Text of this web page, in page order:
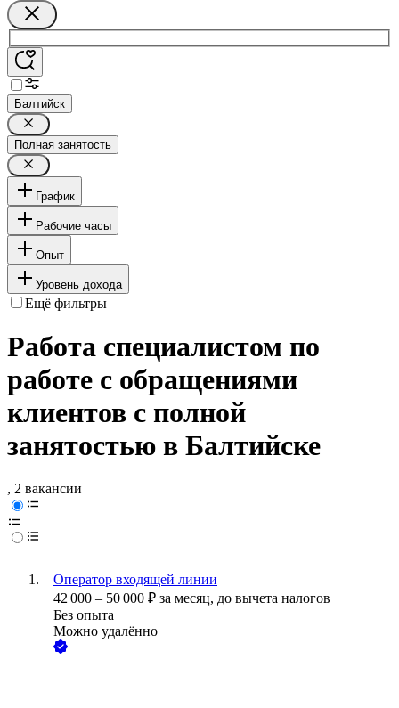
Балтийск
Полная занятость
График
Рабочие часы
Опыт
Уровень дохода
Ещё фильтры
Работа специалистом по
работе с обращениями
клиентов с полной
занятостью в Балтийске
, 2 вакансии
Оператор входящей линии
42 000 – 50 000 ₽ за месяц, до вычета налогов
Без опыта
Можно удалённо